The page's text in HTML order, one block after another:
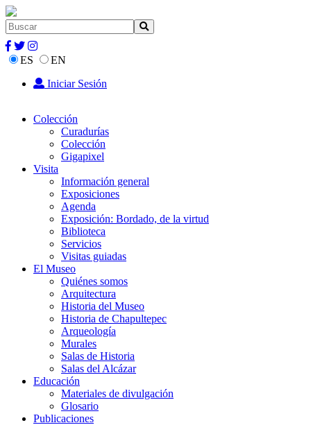
ES
EN
Iniciar Sesión
Colección
Curadurías
Colección
Gigapixel
Visita
Información general
Exposiciones
Agenda
Exposición: Bordado, de la virtud
Biblioteca
Servicios
Visitas guiadas
El Museo
Quiénes somos
Arquitectura
Historia del Museo
Historia de Chapultepec
Arqueología
Murales
Salas de Historia
Salas del Alcázar
Educación
Materiales de divulgación
Glosario
Publicaciones